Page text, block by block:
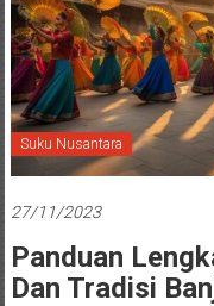
Suku Nusantara
27/11/2023
Panduan
Dan Tradisi